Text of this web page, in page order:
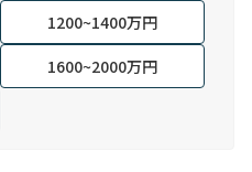
1200~1400万円
1600~2000万円